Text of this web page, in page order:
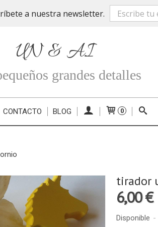
a nuestra newsletter.
UN & AI
grandes detalles
CONTACTO BLOG 0
tirador
6,00 €
Disponible -